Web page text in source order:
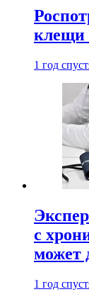
клещи
1 год
с
может
1 год